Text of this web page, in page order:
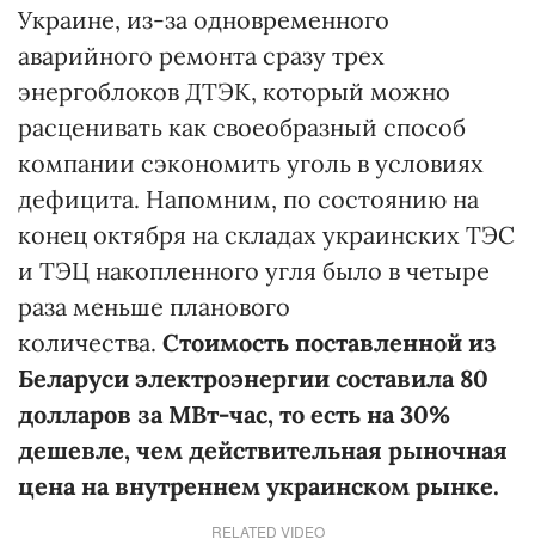
Украине, из-за одновременного
аварийного ремонта сразу трех
энергоблоков ДТЭК, который можно
расценивать как своеобразный способ
компании сэкономить уголь в условиях
дефицита. Напомним, по состоянию на
конец октября на складах украинских ТЭС
и ТЭЦ накопленного угля было в четыре
раза меньше планового
количества. Стоимость поставленной из
Беларуси электроэнергии составила 80
долларов за МВт-час, то есть на 30%
дешевле, чем действительная рыночная
цена на внутреннем украинском рынке.
RELATED VIDEO